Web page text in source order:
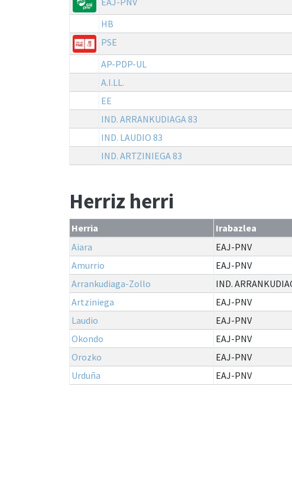
HB
PSE
AP-PDP-UL
A.I.LL.
EE
IND. ARRANKUDIAGA 83
IND. LAUDIO 83
IND. ARTZINIEGA 83
Herriz herri
Herria
Irabazlea
Aiara
EAJ-PNV
Amurrio
EAJ-PNV
Arrankudiaga-Zollo
IND.
Artziniega
EAJ-PNV
Laudio
EAJ-PNV
Okondo
EAJ-PNV
Orozko
EAJ-PNV
Urduña
EAJ-PNV